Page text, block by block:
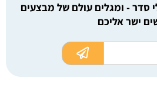
סדר - ומגלים עולם של מבצעים
ישר אליכם